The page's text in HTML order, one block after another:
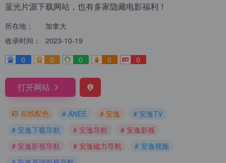
蓝光片源下载网站，也有多家隐藏电影福利！
所在地：
加拿大
收录时间：
2023-10-19
0
0 0 0 0
打开网站
在线配色 # ANEE # 安逸
# 安逸TV
# 安逸下载导航
# 安逸导航
# 安逸影视
# 安逸影视导航
# 安逸磁力导航
# 安逸视频